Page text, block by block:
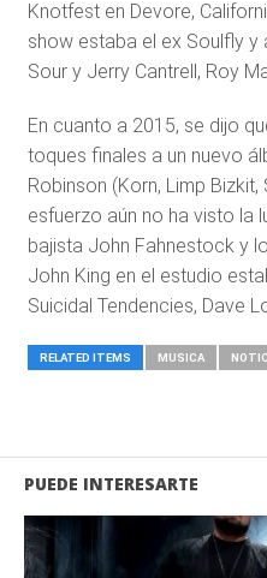
Knotfest en Devore,
show estaba el ex Soulfly
Sour y Jerry Cantrell, Roy
En cuanto a 2015, se dijo
toques finales a un nuevo
Robinson (Korn, Limp
esfuerzo aún no ha visto la
bajista John Fahnestock y
John King en el estudio
Suicidal Tendencies, Dave
RELATED ITEMS MUSICA
PUEDE INTERESARTE